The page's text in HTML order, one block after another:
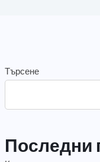
Търсене
Последни